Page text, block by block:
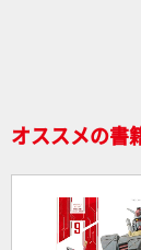
オススメの書